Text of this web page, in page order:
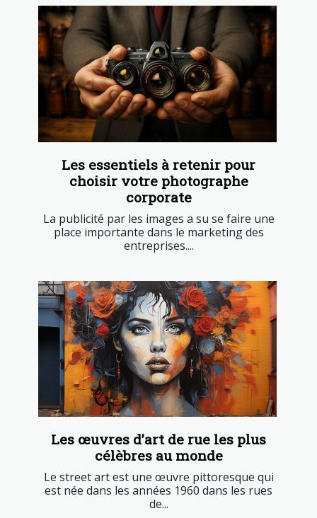
Les essentiels à retenir pour
choisir votre photographe
corporate
La publicité par les images a su se faire une
place importante dans le marketing des
entreprises....
Les œuvres d’art de rue les plus
célèbres au monde
Le street art est une œuvre pittoresque qui
est née dans les années 1960 dans les rues
de...